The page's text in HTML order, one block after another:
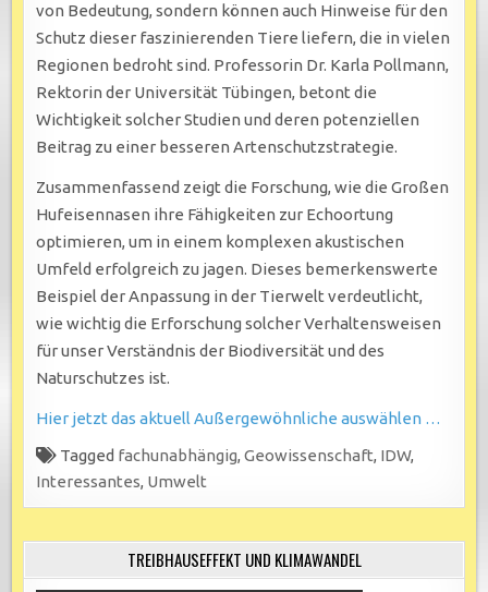
von Bedeutung, sondern können auch Hinweise für den
Schutz dieser faszinierenden Tiere liefern, die in vielen
Regionen bedroht sind. Professorin Dr. Karla Pollmann,
Rektorin der Universität Tübingen, betont die
Wichtigkeit solcher Studien und deren potenziellen
Beitrag zu einer besseren Artenschutzstrategie.
Zusammenfassend zeigt die Forschung, wie die Großen
Hufeisennasen ihre Fähigkeiten zur Echoortung
optimieren, um in einem komplexen akustischen
Umfeld erfolgreich zu jagen. Dieses bemerkenswerte
Beispiel der Anpassung in der Tierwelt verdeutlicht,
wie wichtig die Erforschung solcher Verhaltensweisen
für unser Verständnis der Biodiversität und des
Naturschutzes ist.
Hier jetzt das aktuell Außergewöhnliche auswählen …
Tagged fachunabhängig,Geowissenschaft, IDW,
Interessantes, Umwelt
TREIBHAUSEFFEKT UND KLIMAWANDEL